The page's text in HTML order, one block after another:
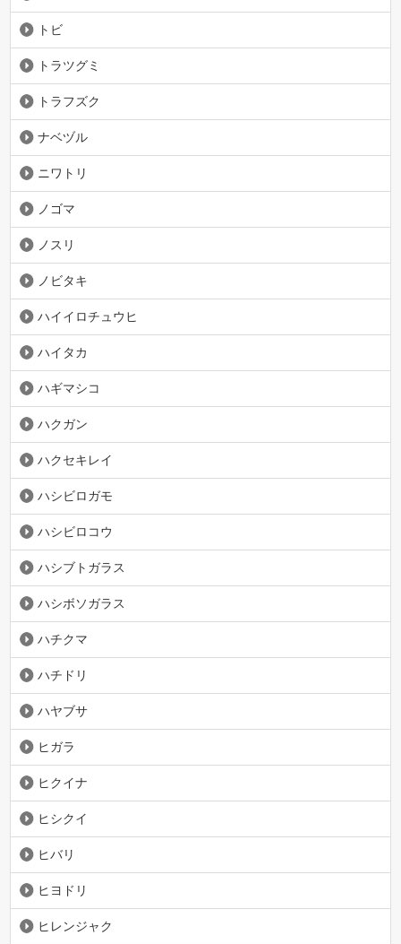
トビ
トラツグミ
トラフズク
ナベヅル
ニワトリ
ノゴマ
ノスリ
ノビタキ
ハイイロチュウヒ
ハイタカ
ハギマシコ
ハクガン
ハクセキレイ
ハシビロガモ
ハシビロコウ
ハシブトガラス
ハシボソガラス
ハチクマ
ハチドリ
ハヤブサ
ヒガラ
ヒクイナ
ヒシクイ
ヒバリ
ヒヨドリ
ヒレンジャク